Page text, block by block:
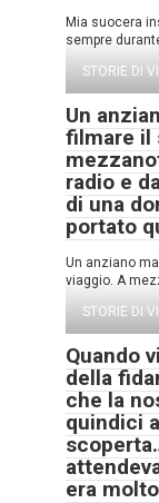
Mia suocera
sempre
STORIE DI
Un
filmare il
radio e
di una
portato
Un anziano
viaggio. A
STORIE DI
Quando
della
che la
quindici
era